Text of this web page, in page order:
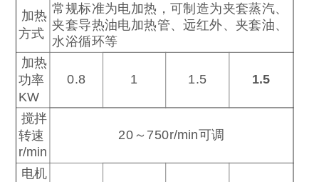
加热
方式
常规标准为电加热，可制造为夹套蒸汽、
夹套导热油电加热管、远红外、夹套油、
水浴循环等
加热
功率
KW
0.8 1 1.5 1.5
搅拌
转速
r/min
20～ 750r/min可调
电机